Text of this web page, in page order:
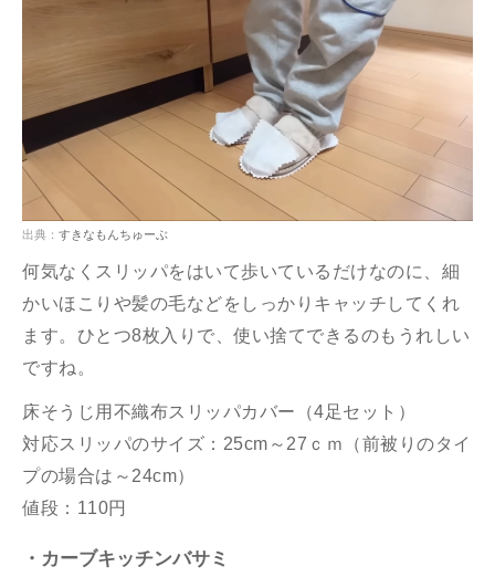
出典： すきなもんちゅーぶ
何気なくスリッパをはいて歩いているだけなのに、細
かいほこりや髪の毛などをしっかりキャッチしてくれ
ます。ひとつ8枚入りで、使い捨てできるのもうれしい
ですね。
床そうじ用不織布スリッパカバー（4足セット）
対応スリッパのサイズ：25cm～27ｃｍ（前被りのタイ
プの場合は～24cm）
値段：110円
・カーブキッチンバサミ